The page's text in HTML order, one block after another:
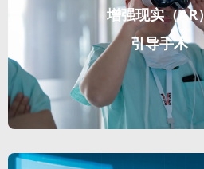
增强现实（AR）
引导手术